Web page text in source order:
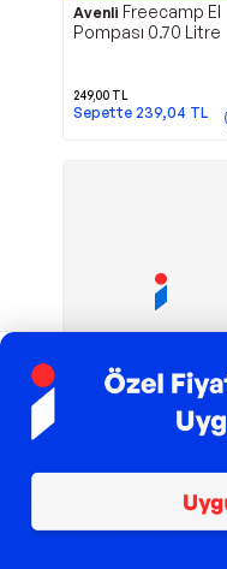
Avenli Freecamp El
Pompası 0.70 Litre
249,00 TL
Sepette 239,04 TL
TROY ile 200 TL İndirim
Hedef Çivisi